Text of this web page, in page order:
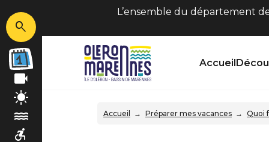
L’ensemble du département
Accueil
Accueil Préparer mes vacances Quoi